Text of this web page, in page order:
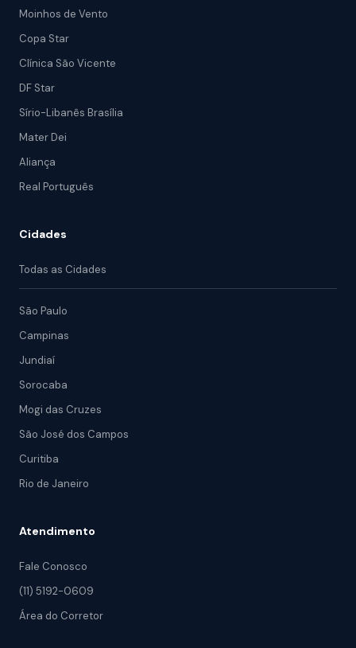
Moinhos de Vento
Copa Star
Clínica São Vicente
DF Star
Sírio-Libanês Brasília
Mater Dei
Aliança
Real Português
Cidades
Todas as Cidades
São Paulo
Campinas
Jundiaí
Sorocaba
Mogi das Cruzes
São José dos Campos
Curitiba
Rio de Janeiro
Atendimento
Fale Conosco
(11) 5192-0609
Área do Corretor